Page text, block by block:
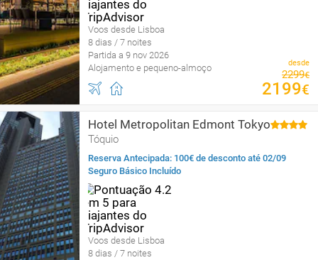
Voos desde Lisboa
8 dias / 7 noites
Partida a 9 nov 2026
Alojamento e pequeno-almoço
desde
2299€
2199€
Hotel Metropolitan Edmont Tokyo
Tóquio
Reserva Antecipada: 100€ de desconto até 02/09
Seguro Básico Incluído
Voos desde Lisboa
8 dias / 7 noites